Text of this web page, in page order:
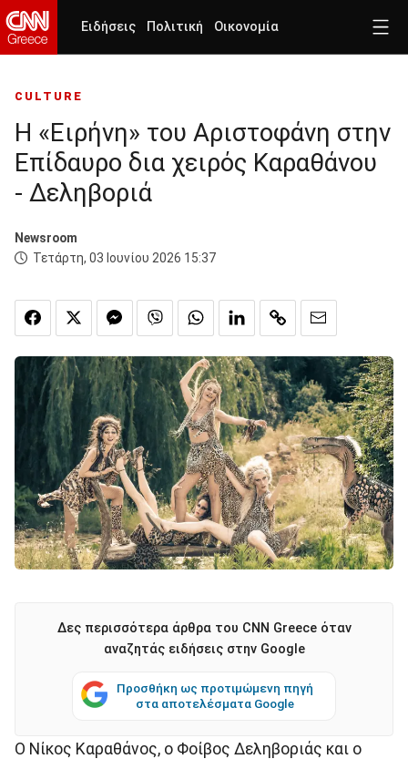
Ειδήσεις Πολιτική Οικονομία
CULTURE
Η «Ειρήνη» του Αριστοφάνη στην
Επίδαυρο δια χειρός Καραθάνου
- Δεληβοριά
Newsroom
Τετάρτη, 03 Ιουνίου 2026 15:37
Δες περισσότερα άρθρα του CNN Greece όταν
αναζητάς ειδήσεις στην Google
Προσθήκη ως προτιμώμενη πηγή
στα αποτελέσματα Google
Ο Νίκος Καραθάνος, ο Φοίβος Δεληβοριάς και ο